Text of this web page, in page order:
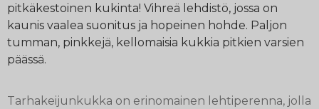
pitkäkestoinen kukinta! Vihreä lehdistö, jossa on
kaunis vaalea suonitus ja hopeinen hohde. Paljon
tumman, pinkkejä, kellomaisia kukkia pitkien varsien
päässä.
Tarhakeijunkukka on erinomainen lehtiperenna, jolla